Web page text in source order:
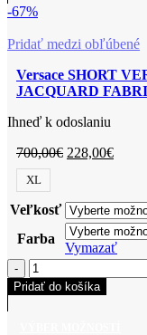
-67%
Pridať medzi obľúbené
Versace SHORT
JACQUARD
Ihneď k odoslaniu
700,00€ 228,00€
XL
Veľkosť
Farba
Vymazať
Pridať do košíka